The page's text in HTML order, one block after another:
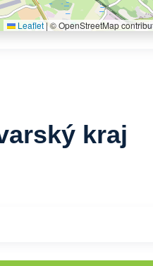
Leaflet|© OpenStreetMap
kraj